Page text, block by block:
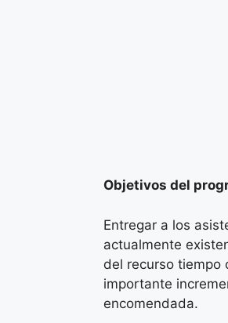
Objetivos del
Entregar a los
actualmente
del recurso tiempo
importante
encomendada.